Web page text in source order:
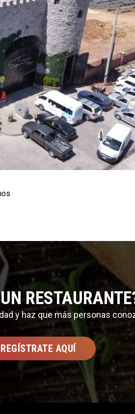
y haz que más personas
REGÍSTRATE AQUÍ